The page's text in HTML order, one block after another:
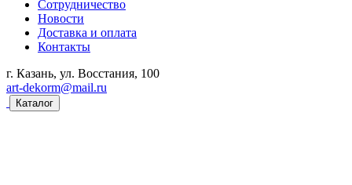
Сотрудничество
Новости
Доставка и оплата
Контакты
г. Казань, ул. Восстания, 100
art-dekorm@mail.ru
Каталог